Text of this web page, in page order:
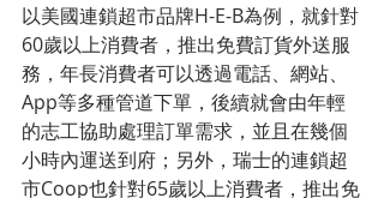
以美國連鎖超市品牌H-E-B為例，就針對
60歲以上消費者，推出免費訂貨外送服
務，年長消費者可以透過電話、網站、
App等多種管道下單，後續就會由年輕
的志工協助處理訂單需求，並且在幾個
小時內運送到府；另外，瑞士的連鎖超
市Coop也針對65歲以上消費者，推出免